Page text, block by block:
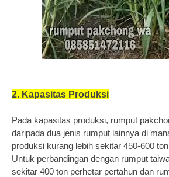
2. Kapasitas Produksi
Pada kapasitas produksi, rumput
daripada dua jenis rumput lainnya di
produksi kurang lebih sekitar 450-600
Untuk perbandingan dengan rumput
sekitar 400 ton perhetar pertahun dan